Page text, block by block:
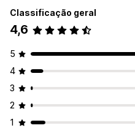
Classificação geral
4,6
5
4
3
2
1